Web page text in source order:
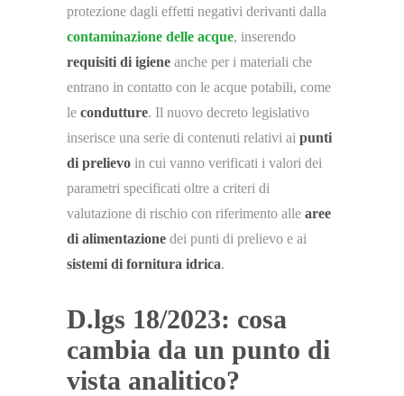
protezione dagli effetti negativi derivanti dalla
contaminazione delle acque, inserendo
requisiti di igiene anche per i materiali che
entrano in contatto con le acque potabili, come
le condutture. Il nuovo decreto legislativo
inserisce una serie di contenuti relativi ai punti
di prelievo in cui vanno verificati i valori dei
parametri specificati oltre a criteri di
valutazione di rischio con riferimento alle aree
di alimentazione dei punti di prelievo e ai
sistemi di fornitura idrica.
D.lgs 18/2023: cosa
cambia da un punto di
vista analitico?